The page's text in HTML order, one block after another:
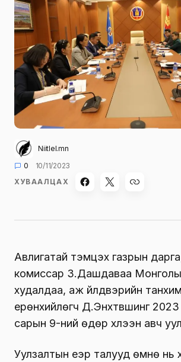
Niitlel.mn
0
10/11/2023
ХУВААЛЦАХ
Авлигатай тэмцэх газрын дарга,
комиссар З.Дашдаваа
худалдаа, аж үйлдвэрийн
ерөнхийлөгч Д.Энхтүвшинг 2023
сарын 9-ний өдөр хүлээн авч
Уулзалтын үеэр талууд өмнө нь